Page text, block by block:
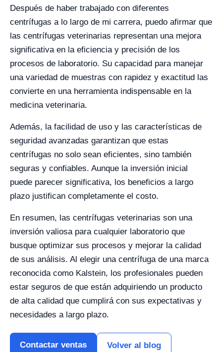
Después de haber trabajado con diferentes
centrífugas a lo largo de mi carrera, puedo afirmar que
las centrífugas veterinarias representan una mejora
significativa en la eficiencia y precisión de los
procesos de laboratorio. Su capacidad para manejar
una variedad de muestras con rapidez y exactitud las
convierte en una herramienta indispensable en la
medicina veterinaria.
Además, la facilidad de uso y las características de
seguridad avanzadas garantizan que estas
centrífugas no solo sean eficientes, sino también
seguras y confiables. Aunque la inversión inicial
puede parecer significativa, los beneficios a largo
plazo justifican completamente el costo.
En resumen, las centrífugas veterinarias son una
inversión valiosa para cualquier laboratorio que
busque optimizar sus procesos y mejorar la calidad
de sus análisis. Al elegir una centrífuga de una marca
reconocida como Kalstein, los profesionales pueden
estar seguros de que están adquiriendo un producto
de alta calidad que cumplirá con sus expectativas y
necesidades a largo plazo.
Contactar ventas Volver al blog